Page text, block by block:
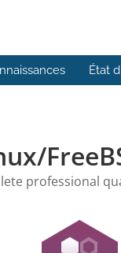
État
professional